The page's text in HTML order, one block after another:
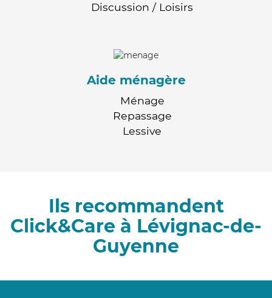
Discussion / Loisirs
Aide ménagère
Ménage
Repassage
Lessive
Ils recommandent
Click&Care à Lévignac-de-
Guyenne